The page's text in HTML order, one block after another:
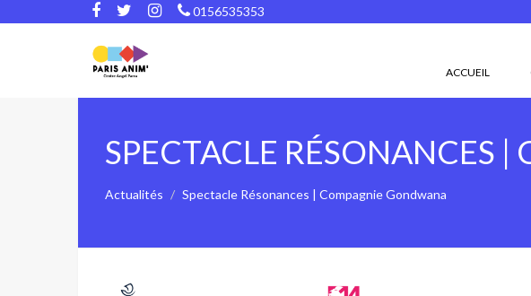
0156535353
ACCUEIL
SPECTACLE RÉSONANCES
Actualités Spectacle Résonances | Compagnie Gondwana